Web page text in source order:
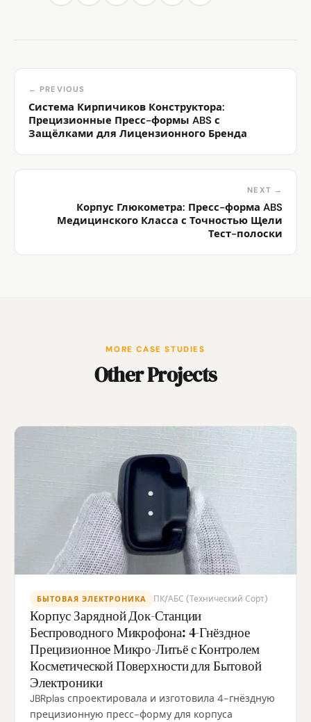
← PREVIOUS
Система Кирпичиков Конструктора:
Прецизионные Пресс-формы ABS с
Защёлками для Лицензионного Бренда
NEXT →
Корпус Глюкометра: Пресс-форма ABS
Медицинского Класса с Точностью Щели
Тест-полоски
MORE CASE STUDIES
Other Projects
БЫТОВАЯ ЭЛЕКТРОНИКА ПК/АБС (Технический Сорт)
Корпус Зарядной Док-Станции
Беспроводного Микрофона: 4-Гнёздное
Прецизионное Микро-Литьё с Контролем
Косметической Поверхности для Бытовой
Электроники
JBRplas спроектировала и изготовила 4-гнёздную
прецизионную пресс-форму для корпуса